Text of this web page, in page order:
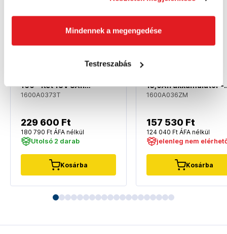
Mindennek a megengedése
Testreszabás
BOSCH EXPERT 2 ×
160 - Két 18V 8Ah
akkumulátor és töltő
1600A0373T
229 600 Ft
180 790 Ft ÁFA nélkül
Utolsó 2 darab
Kosárba
15,0Ah akkumulátor -
1600A036ZM
1600A036ZM
157 530 Ft
124 040 Ft ÁFA nélkül
jelenleg nem
Kosárba